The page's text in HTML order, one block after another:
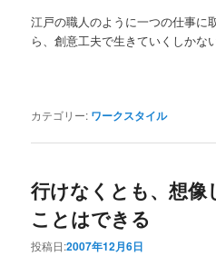
江戸の職人のように一つの仕事に
ら、創意工夫で生きていくしかない
カテゴリー: ワークスタイル
行けなくとも、想像
ことはできる
投稿日:2007年12月6日